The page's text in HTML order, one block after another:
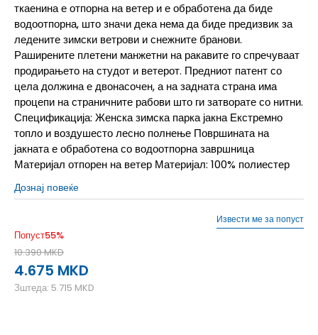
ткаенина е отпорна на ветер и е обработена да биде
водоотпорна, што значи дека нема да биде предизвик за
ледените зимски ветрови и снежните бранови.
Раширените плетени манжетни на ракавите го спречуваат
продирањето на студот и ветерот. Предниот патент со
цела должина е двонасочен, а на задната страна има
процепи на страничните рабови што ги затворате со нитни.
Спецификација: Женска зимска парка јакна Екстремно
топло и воздушесто лесно полнење Површината на
јакната е обработена со водоотпорна завршница
Материјал отпорен на ветер Материјал: 100% полиестер
Дознај повеќе
Попуст55%
10.390MKD
4.675 MKD
Зштеда: 5.715 MKD
Извести ме за попуст